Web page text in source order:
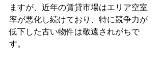
ますが、近年の賃貸市場はエリア空室
率が悪化し続けており、特に競争力が
低下した古い物件は敬遠されがちで
す。